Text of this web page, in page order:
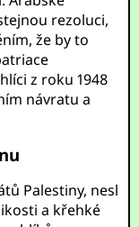
rezoluci,
že by to
z roku 1948
návratu a
Palestiny, nesl
a křehké